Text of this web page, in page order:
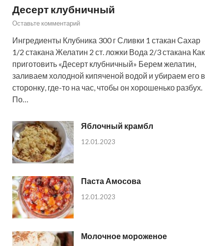
Десерт клубничный
Оставьте комментарий
Ингредиенты Клубника 300 г Сливки 1 стакан Сахар
1/2 стакана Желатин 2 ст. ложки Вода 2/3 стакана Как
приготовить «Десерт клубничный» Берем желатин,
заливаем холодной кипяченой водой и убираем его в
сторонку, где-то на час, чтобы он хорошенько разбух.
По…
Яблочный крамбл
12.01.2023
Паста Амосова
12.01.2023
Молочное мороженое